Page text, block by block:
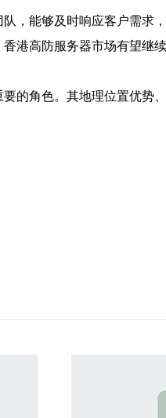
，能够及时响应客户需求
港高防服务器市场有望继
的角色。其地理位置优